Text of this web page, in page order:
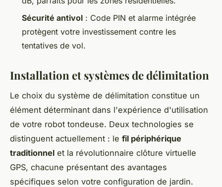
Sécurité antivol : Code PIN et alarme intégrée
protègent votre investissement contre les
tentatives de vol.
Installation et systèmes de délimitation
Le choix du système de délimitation constitue un
élément déterminant dans l'expérience d'utilisation
de votre robot tondeuse. Deux technologies se
distinguent actuellement : le fil périphérique
traditionnel et la révolutionnaire clôture virtuelle
GPS, chacune présentant des avantages
spécifiques selon votre configuration de jardin.